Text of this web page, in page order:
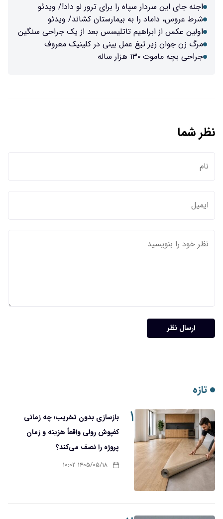
را برای ترور لو داد!/ ویدئو
بیمارستان کشاند/ ویدئو
تاتلیسس بعد از یک جراحی سنگین
عمل بینی در کلینیک معروف
۱
بازسازی بدون تخریب؛ چه زمانی
کفپوش رولی واقعاً هزینه و زمان
پروژه را نصف می‌کند؟
۱۴۰۵/۰۵/۱۸ ۱۰:۰۲